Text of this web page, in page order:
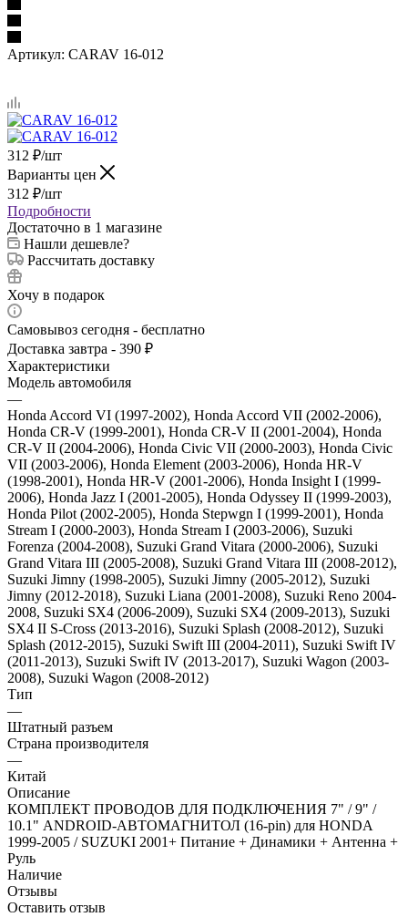
Артикул: CARAV 16-012
312 ₽/шт
Варианты цен
312 ₽/шт
Подробности
Достаточно в 1 магазине
Нашли дешевле?
Рассчитать доставку
Хочу в подарок
Самовывоз сегодня - бесплатно
Доставка завтра - 390 ₽
Характеристики
Модель автомобиля
—
Honda Accord VI (1997-2002), Honda Accord VII (2002-2006),
Honda CR-V (1999-2001), Honda CR-V II (2001-2004), Honda
CR-V II (2004-2006), Honda Civic VII (2000-2003), Honda Civic
VII (2003-2006), Honda Element (2003-2006), Honda HR-V
(1998-2001), Honda HR-V (2001-2006), Honda Insight I (1999-
2006), Honda Jazz I (2001-2005), Honda Odyssey II (1999-2003),
Honda Pilot (2002-2005), Honda Stepwgn I (1999-2001), Honda
Stream I (2000-2003), Honda Stream I (2003-2006), Suzuki
Forenza (2004-2008), Suzuki Grand Vitara (2000-2006), Suzuki
Grand Vitara III (2005-2008), Suzuki Grand Vitara III (2008-2012),
Suzuki Jimny (1998-2005), Suzuki Jimny (2005-2012), Suzuki
Jimny (2012-2018), Suzuki Liana (2001-2008), Suzuki Reno 2004-
2008, Suzuki SX4 (2006-2009), Suzuki SX4 (2009-2013), Suzuki
SX4 II S-Cross (2013-2016), Suzuki Splash (2008-2012), Suzuki
Splash (2012-2015), Suzuki Swift III (2004-2011), Suzuki Swift IV
(2011-2013), Suzuki Swift IV (2013-2017), Suzuki Wagon (2003-
2008), Suzuki Wagon (2008-2012)
Тип
—
Штатный разъем
Страна производителя
—
Китай
Описание
КОМПЛЕКТ ПРОВОДОВ ДЛЯ ПОДКЛЮЧЕНИЯ 7" / 9" /
10.1" ANDROID-АВТОМАГНИТОЛ (16-pin) для HONDA
1999-2005 / SUZUKI 2001+ Питание + Динамики + Антенна +
Руль
Наличие
Отзывы
Оставить отзыв